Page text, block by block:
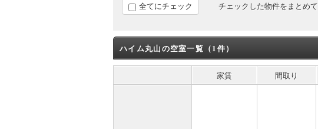
全てにチェック チェックした物件をまとめて
ハイム丸山の空室一覧（1件）
家賃 間取り